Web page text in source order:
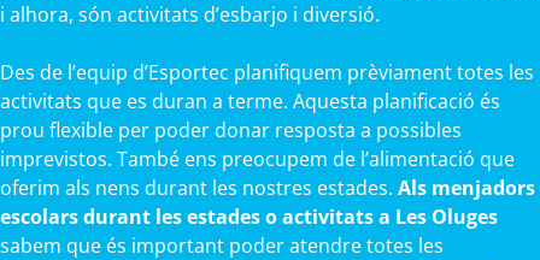
i alhora, són activitats d’esbarjo i diversió.
Des de l’equip d’Esportec planifiquem prèviament totes les
activitats que es duran a terme. Aquesta planificació és
prou flexible per poder donar resposta a possibles
imprevistos. També ens preocupem de l’alimentació que
oferim als nens durant les nostres estades. Als menjadors
escolars durant les estades o activitats a Les Oluges
sabem que és important poder atendre totes les